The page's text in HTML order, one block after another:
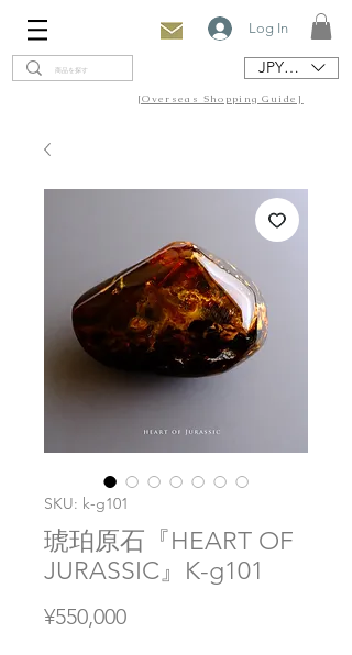
Log In
JPY (¥)
[Overseas Shopping Guide]
SKU: k-g101
琥珀原石『HEART OF
JURASSIC』K-g101
¥550,000Price